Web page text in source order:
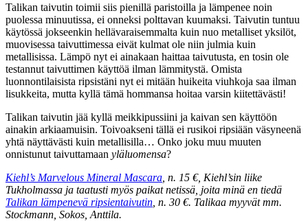
Talikan taivutin toimii siis pienillä paristoilla ja lämpenee noin
puolessa minuutissa, ei onneksi polttavan kuumaksi. Taivutin tuntuu
käytössä jokseenkin hellävaraisemmalta kuin nuo metalliset yksilöt,
muovisessa taivuttimessa eivät kulmat ole niin julmia kuin
metallisissa. Lämpö nyt ei ainakaan haittaa taivutusta, en tosin ole
testannut taivuttimen käyttöä ilman lämmitystä. Omista
luonnontilaisista ripsistäni nyt ei mitään huikeita viuhkoja saa ilman
lisukkeita, mutta kyllä tämä hommansa hoitaa varsin kiitettävästi!
Talikan taivutin jää kyllä meikkipussiini ja kaivan sen käyttöön
ainakin arkiaamuisin. Toivoakseni tällä ei rusikoi ripsiään väsyneenä
yhtä näyttävästi kuin metallisilla… Onko joku muu muuten
onnistunut taivuttamaan yläluomensa?
Kiehl’s Marvelous Mineral Mascara , n. 15 €, Kiehl’sin liike
Tukholmassa ja taatusti myös paikat netissä, joita minä en tiedä
Talikan lämpenevä ripsientaivutin , n. 30 €. Talikaa myyvät mm.
Stockmann, Sokos, Anttila.